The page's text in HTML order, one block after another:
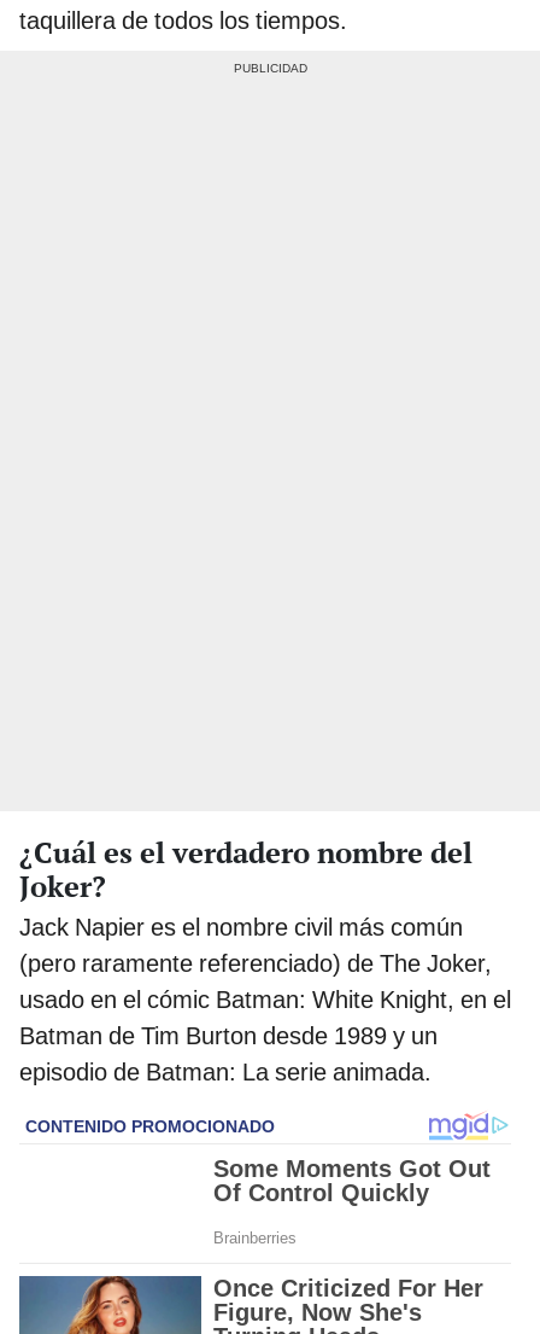
taquillera de todos los tiempos.
¿Cuál es el verdadero nombre del
Joker?
Jack Napier es el nombre civil más común
(pero raramente referenciado) de The Joker,
usado en el cómic Batman: White Knight, en el
Batman de Tim Burton desde 1989 y un
episodio de Batman: La serie animada.